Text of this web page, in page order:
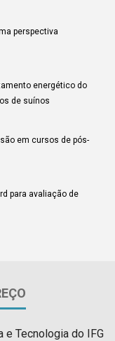
perspectiva
energético do
de suínos
em cursos de pós-
para avaliação de
e Tecnologia do IFG